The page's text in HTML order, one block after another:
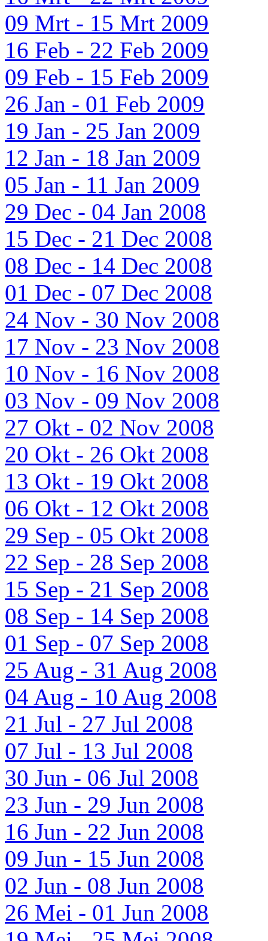
09 Mrt - 15 Mrt 2009
16 Feb - 22 Feb 2009
09 Feb - 15 Feb 2009
26 Jan - 01 Feb 2009
19 Jan - 25 Jan 2009
12 Jan - 18 Jan 2009
05 Jan - 11 Jan 2009
29 Dec - 04 Jan 2008
15 Dec - 21 Dec 2008
08 Dec - 14 Dec 2008
01 Dec - 07 Dec 2008
24 Nov - 30 Nov 2008
17 Nov - 23 Nov 2008
10 Nov - 16 Nov 2008
03 Nov - 09 Nov 2008
27 Okt - 02 Nov 2008
20 Okt - 26 Okt 2008
13 Okt - 19 Okt 2008
06 Okt - 12 Okt 2008
29 Sep - 05 Okt 2008
22 Sep - 28 Sep 2008
15 Sep - 21 Sep 2008
08 Sep - 14 Sep 2008
01 Sep - 07 Sep 2008
25 Aug - 31 Aug 2008
04 Aug - 10 Aug 2008
21 Jul - 27 Jul 2008
07 Jul - 13 Jul 2008
30 Jun - 06 Jul 2008
23 Jun - 29 Jun 2008
16 Jun - 22 Jun 2008
09 Jun - 15 Jun 2008
02 Jun - 08 Jun 2008
26 Mei - 01 Jun 2008